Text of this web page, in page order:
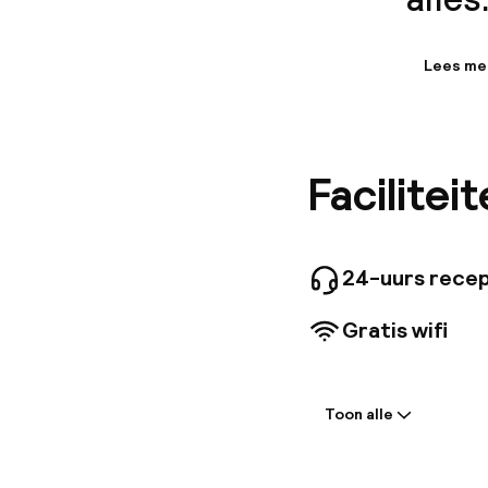
biedt
vervoer
Lees
24-uurs
Gratis wifi
Toon alle